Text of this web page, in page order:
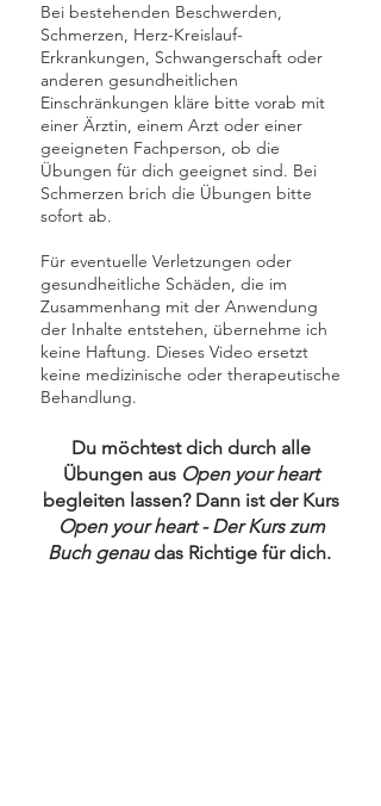
Bei bestehenden Beschwerden,
Schmerzen, Herz-Kreislauf-
Erkrankungen, Schwangerschaft oder
anderen gesundheitlichen
Einschränkungen kläre bitte vorab mit
einer Ärztin, einem Arzt oder einer
geeigneten Fachperson, ob die
Übungen für dich geeignet sind. Bei
Schmerzen brich die Übungen bitte
sofort ab.
Für eventuelle Verletzungen oder
gesundheitliche Schäden, die im
Zusammenhang mit der Anwendung
der Inhalte entstehen, übernehme ich
keine Haftung. Dieses Video ersetzt
keine medizinische oder therapeutische
Behandlung.
Du möchtest dich durch alle
Übungen aus Open your heart
begleiten lassen? Dann ist der Kurs
Open your heart - Der Kurs zum
Buch genaudas Richtige für dich.